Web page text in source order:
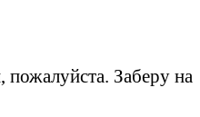
Заберу на